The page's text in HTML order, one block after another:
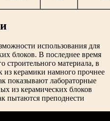
использования для
блоков. В последнее время
строительного материала, в
из керамики намного прочнее
показывают лабораторные
из керамических блоков
пытаются преподнести